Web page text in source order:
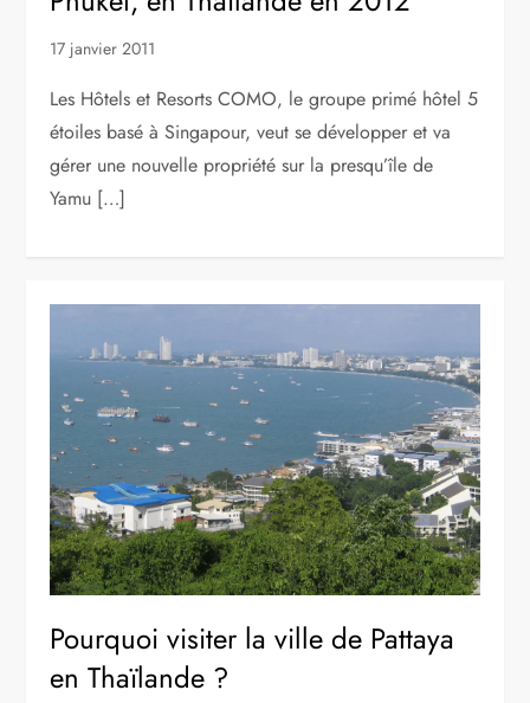
17 janvier 2011
Les Hôtels et Resorts COMO, le groupe primé hôtel 5
étoiles basé à Singapour, veut se développer et va
gérer une nouvelle propriété sur la presqu’île de
Yamu […]
Pourquoi visiter la ville de Pattaya
en Thaïlande ?